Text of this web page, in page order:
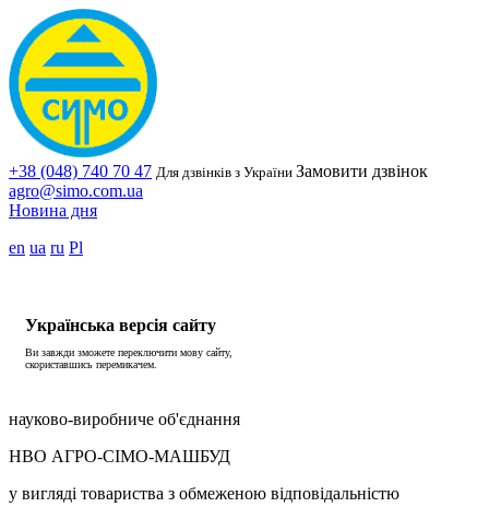
+38 (048) 740 70 47 Для дзвінків з України Замовити дзвінок
agro@simo.com.ua
Новина дня
en ua ru Pl
Українська версія сайту
Ви завжди зможете переключити мову сайту,
скориставшись перемикачем.
науково-виробниче об'єднання
НВО АГРО-СІМО-МАШБУД
у вигляді товариства з обмеженою відповідальністю